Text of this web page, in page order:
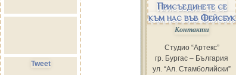
Присъединете се
към нас във Фейсбук
Контакти
Студио “Артекс”
гр. Бургас – България
ул. “Ал. Стамболийски”
Tweet